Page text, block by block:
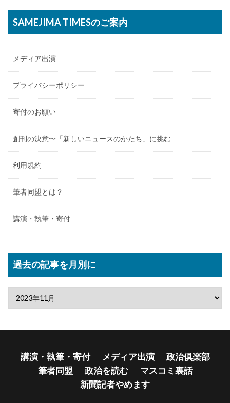
SAMEJIMA TIMESのご案内
メディア出演
プライバシーポリシー
寄付のお願い
創刊の決意〜「新しいニュースのかたち」に挑む
利用規約
筆者同盟とは？
講演・執筆・寄付
過去の記事を月別に
講演・執筆・寄付 メディア出演
政治倶楽部
筆者同盟
政治を読む
マスコミ裏話
新聞記者やめます